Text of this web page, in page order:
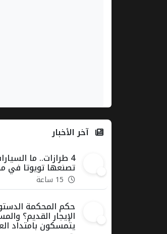
آخر الأخبار
4 طرازات.. ما
تصنعها تويوتا في
حكم المحكمة
الإيجار القديم؟
يتمسكون بامتداد